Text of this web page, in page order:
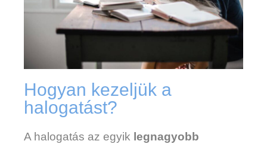
Hogyan kezeljük a
halogatást?
A halogatás az egyik legnagyobb